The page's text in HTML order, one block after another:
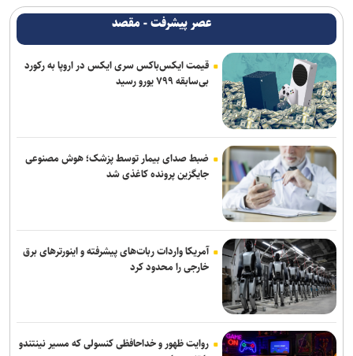
عصر پیشرفت - مقصد
قیمت ایکس‌باکس سری ایکس در اروپا به رکورد
بی‌سابقه ۷۹۹ یورو رسید
ضبط صدای بیمار توسط پزشک؛ هوش مصنوعی
جایگزین پرونده کاغذی شد
آمریکا واردات ربات‌های پیشرفته و اینورترهای برق
خارجی را محدود کرد
روایت ظهور و خداحافظی کنسولی که مسیر نینتندو